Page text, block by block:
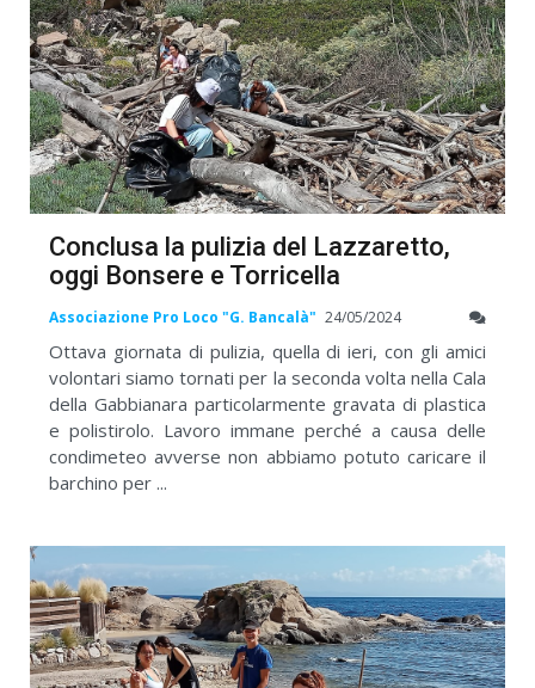
Conclusa la pulizia del Lazzaretto,
oggi Bonsere e Torricella
Associazione Pro Loco "G. Bancalà" 24/05/2024
Ottava giornata di pulizia, quella di ieri, con gli amici
volontari siamo tornati per la seconda volta nella Cala
della Gabbianara particolarmente gravata di plastica
e polistirolo. Lavoro immane perché a causa delle
condimeteo avverse non abbiamo potuto caricare il
barchino per ...